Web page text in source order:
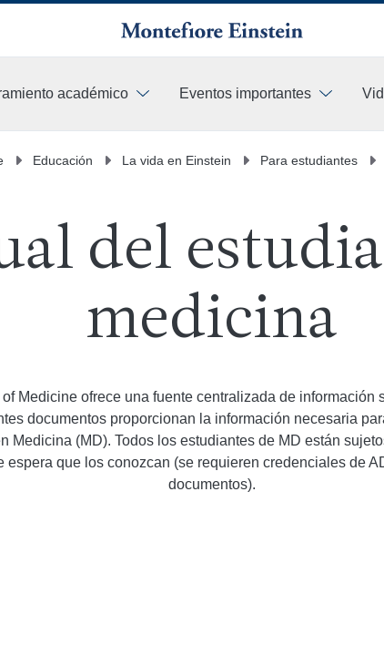
académico Eventos importantes
Educación La vida en Einstein Para estudiantes
del
medicina
Medicine ofrece una fuente centralizada de información
documentos proporcionan la información necesaria
Medicina (MD). Todos los estudiantes de MD están
espera que los conozcan (se requieren credenciales de
documentos).